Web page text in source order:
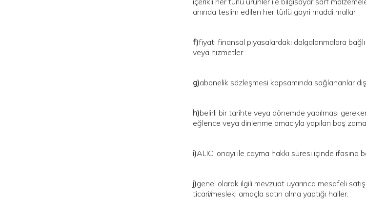
anında teslim edilen her türlü gayri maddi mallar
f)fiyatı finansal piyasalardaki dalgalanmalara
veya hizmetler
g)abonelik sözleşmesi kapsamında sağlananlar
h)belirli bir tarihte veya dönemde yapılması
eğlence veya dinlenme amacıyla yapılan boş
i)ALICI onayı ile cayma hakkı süresi içinde ifasına
j)genel olarak ilgili mevzuat uyarınca mesafeli
ticari/mesleki amaçla satın alma yaptığı haller.